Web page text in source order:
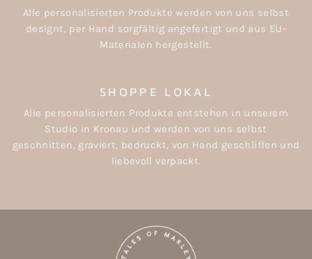
Alle personalisierten Produkte werden von uns selbst
designt, per Hand sorgfältig angefertigt und aus EU-
Materialen hergestellt.
SHOPPE LOKAL
Alle personalisierten Produkte entstehen in unserem
Studio in Kronau und werden von uns selbst
geschnitten, graviert, bedruckt, von Hand geschliffen und
liebevoll verpackt.